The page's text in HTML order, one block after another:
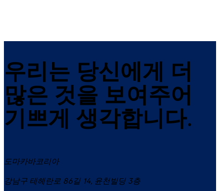
우리는 당신에게 더
많은 것을 보여주어
기쁘게 생각합니다.
도마카바코리아
강남구 테헤란로 86길 14, 윤천빌딩 3층